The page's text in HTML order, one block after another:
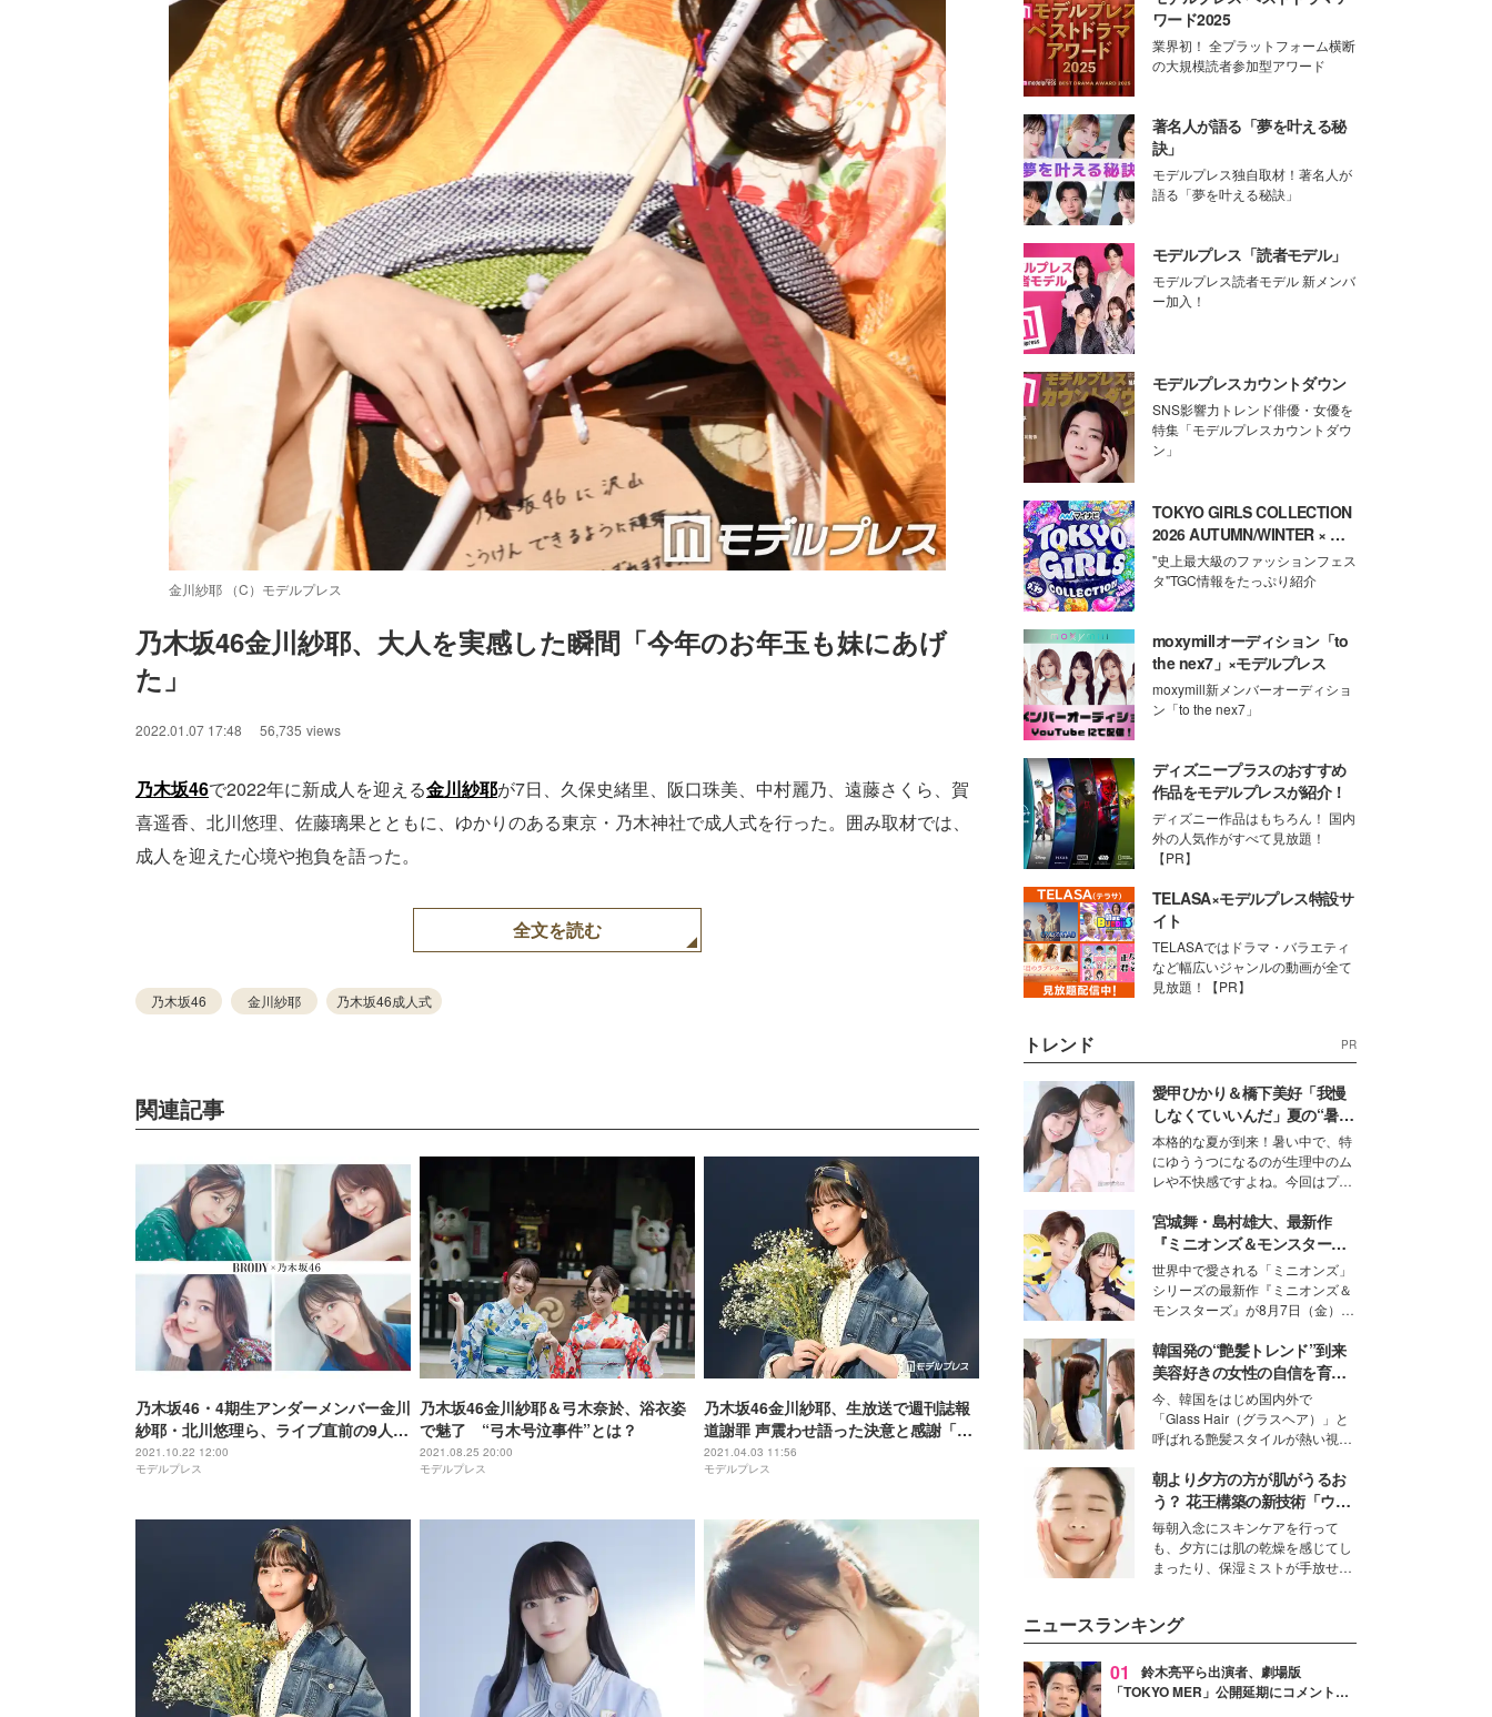
金川紗耶 （C）モデルプレス
乃木坂46金川紗耶、大人を実感した瞬間「今年のお年玉も妹にあげ
た」
2022.01.07 17:48 56,735 views
乃木坂46で2022年に新成人を迎える金川紗耶が7日、久保史緒里、阪口珠美、中村麗乃、遠藤さくら、賀
喜遥香、北川悠理、佐藤璃果とともに、ゆかりのある東京・乃木神社で成人式を行った。囲み取材では、
成人を迎えた心境や抱負を語った。
全文を読む
乃木坂46 金川紗耶 乃木坂46成人式
関連記事
乃木坂46・4期生アンダーメンバー金川
紗耶・北川悠理ら、ライブ直前の9人の
想いに迫る
2021.10.22 12:00
モデルプレス
乃木坂46金川紗耶＆弓木奈於、浴衣姿
で魅了 “弓木号泣事件”とは？
2021.08.25 20:00
モデルプレス
乃木坂46金川紗耶、生放送で週刊誌報
道謝罪 声震わせ語った決意と感謝「信
頼を取り戻せる日が来るまで」
2021.04.03 11:56
モデルプレス
ワード2025
業界初！ 全プラットフォーム横断
の大規模読者参加型アワード
著名人が語る「夢を叶える秘
訣」
モデルプレス独自取材！著名人が
語る「夢を叶える秘訣」
モデルプレス「読者モデル」
モデルプレス読者モデル 新メンバ
ー加入！
モデルプレスカウントダウン
SNS影響力トレンド俳優・女優を
特集「モデルプレスカウントダウ
ン」
TOKYO GIRLS COLLECTION
2026 AUTUMN/WINTER × モ
デルプレス
"史上最大級のファッションフェス
タ"TGC情報をたっぷり紹介
moxymillオーディション「to
the nex7」×モデルプレス
moxymill新メンバーオーディショ
ン「to the nex7」
ディズニープラスのおすすめ
作品をモデルプレスが紹介！
ディズニー作品はもちろん！ 国内
外の人気作がすべて見放題！
【PR】
TELASA×モデルプレス特設サ
イト
TELASAではドラマ・バラエティ
など幅広いジャンルの動画が全て
見放題！【PR】
トレンド PR
愛甲ひかり＆橋下美好「我慢
しなくていいんだ」夏の“暑さ
対策”の新しい選択肢とは？
本格的な夏が到来！暑い中で、特
にゆううつになるのが生理中のム
レや不快感ですよね。今回はプラ
モデル・愛甲ひかりさんと橋下美
好さんを迎えて本音で女子会トー
ク。猛暑のお出かけを快適に過ご
すヒントや、2人が感動した夏の
生理の新常識にも迫りました。
宮城舞・島村雄大、最新作
『ミニオンズ＆モンスター
ズ』の魅力熱弁 ハチャメチャ
だけじゃない“友情と絆”に感
動
世界中で愛される「ミニオンズ」
シリーズの最新作『ミニオンズ＆
モンスターズ』が8月7日（金）に
ニオン好き”という共通点を持つモ
デルの宮城舞と島村雄大の特別対
談をお届け！それぞれの視点か
ら、今作ならではの魅力や予想外
の感動をもたらす奥深いストーリ
ーについて熱く語り合ってもらっ
た。
韓国発の“艶髪トレンド”到来
美容好きの女性の自信を育む
「ヘアケア事情」って？
今、韓国をはじめ国内外で
「Glass Hair（グラスヘア）」と
呼ばれる艶髪スタイルが熱い視線
ションの完成度を高めるベースと
して、“髪そのものの美しさ”に改
めて注目する人が増えている様
子。今回は、そんな憧れの艶やか
な髪を日常で叶える、美容好きの
女性たちのヘアケア事情を紹介し
朝より夕方の方が肌がうるお
う？ 花王構築の新技術「ウォ
ーターキャプチャリングスキ
ン（捕水肌）」がスキンケア
の常識を変える予感
毎朝入念にスキンケアを行って
も、夕方には肌の乾燥を感じてし
まったり、保湿ミストが手放せな
性を秘めた、革新的な「Water
Capturing Skin（ウォーターキャ
プチャリングスキン：捕水肌）」
技術を、花王が構築した。
ニュースランキング
01
鈴木亮平ら出演者、劇場版
「TOKYO MER」公開延期にコメント